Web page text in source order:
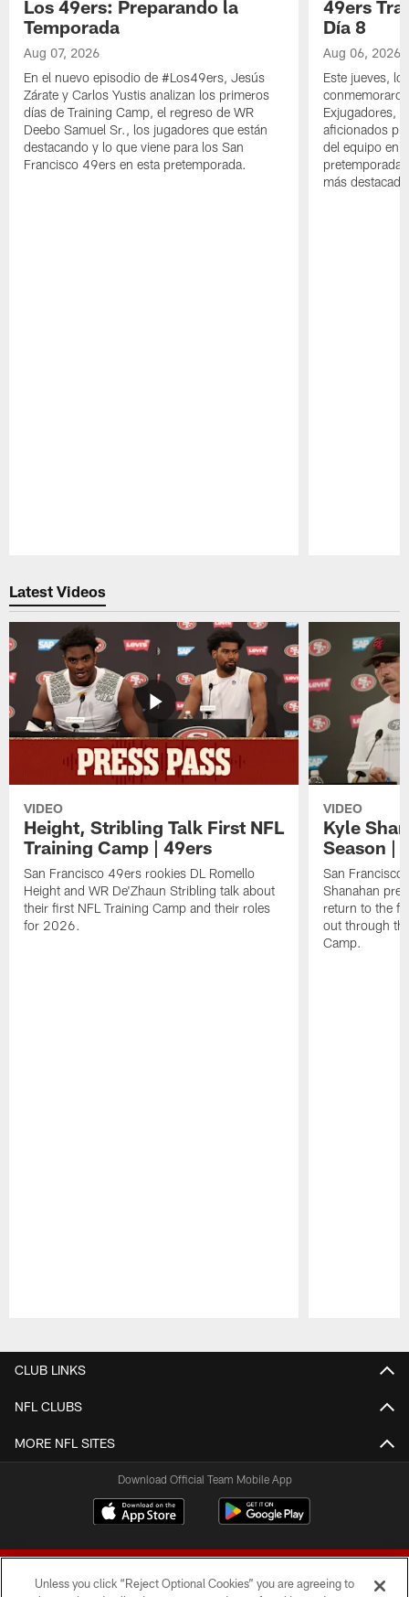
Los 49ers: Preparando la
Temporada
Aug 07, 2026
En el nuevo episodio de #Los49ers, Jesús
Zárate y Carlos Yustis analizan los primeros
días de Training Camp, el regreso de WR
Deebo Samuel Sr., los jugadores que están
destacando y lo que viene para los San
Francisco 49ers en esta pretemporada.
49ers
Día 8
Aug 06, 2026
Este jueves,
Exjugadores,
aficionados
del equipo en
pretemporada
más
Latest Videos
VIDEO
Height, Stribling Talk First NFL
Training Camp | 49ers
San Francisco 49ers rookies DL Romello
Height and WR De'Zhaun Stribling talk about
their first NFL Training Camp and their roles
for 2026.
VIDEO
Kyle
Season |
San Francisco
Shanahan
return to the
out through
Camp.
CLUB LINKS
NFL CLUBS
MORE NFL SITES
Download Official Team Mobile App
Unless you click “Reject Optional Cookies” you are agreeing to